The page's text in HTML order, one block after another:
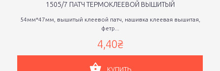
1505/7 ПАТЧ ТЕРМОКЛЕЕВОЙ ВЫШИТЫЙ
54мм*47мм, вышитый клеевой патч, нашивка клеевая вышитая,
фетр...
4,40₴